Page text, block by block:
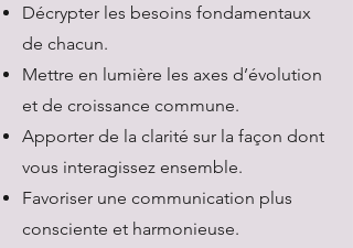
Décrypter les besoins fondamentaux
de chacun.
Mettre en lumière les axes d’évolution
et de croissance commune.
Apporter de la clarité sur la façon dont
vous interagissez ensemble.
Favoriser une communication plus
consciente et harmonieuse.